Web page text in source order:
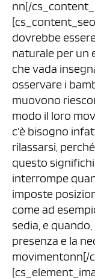
nn[/
dovrebbe
naturale per un
che vada
osservare i
muovono
modo il loro
c’è bisogno
rilassarsi,
questo
interrompe
imposte
come ad
sedia, e
presenza e la
movimentonn[/